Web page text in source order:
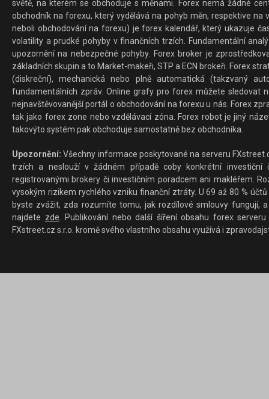
světě, na kterém se obchoduje s měnami. Forex nemá žádné
obchodník na forexu, který vydělává na pohyb měn, respektive
neboli obchodování na forexu) je forex kalendář, který ukazuje
volatility a prudké pohyby v finančních trzích. Fundamentální
upozornění na nebezpečné pohyby. Forex broker je
základních skupin a to Market-makeři, STP a ECN brokeři. Forex
(diskreční), mechanická nebo plně automatická (takzvaný
fundamentálních zpráv. Online grafy pro forex můžete sledovat
nejnavštěvovanější portál o obchodování na forexu u nás. Forex
tak jako forex zone nebo vzdělávací zóna. Forex robot je jiný
takovýto systém pak obchoduje samostatně bez obchodníka.
Upozornění: Všechny informace poskytované na serveru
trzích a neslouží v žádném případě coby konkrétní investiční
registrovanými brokery či investičním poradcem ani makléřem.
vysokým rizikem rychlého vzniku finanční ztráty. U 69 až 80 %
byste zvážit, zda rozumíte tomu, jak rozdílové smlouvy fungují,
najdete zde. Publikování nebo další šíření obsahu forex
FXstreet.cz s.r.o. kromě svého vlastního obsahu využívá i